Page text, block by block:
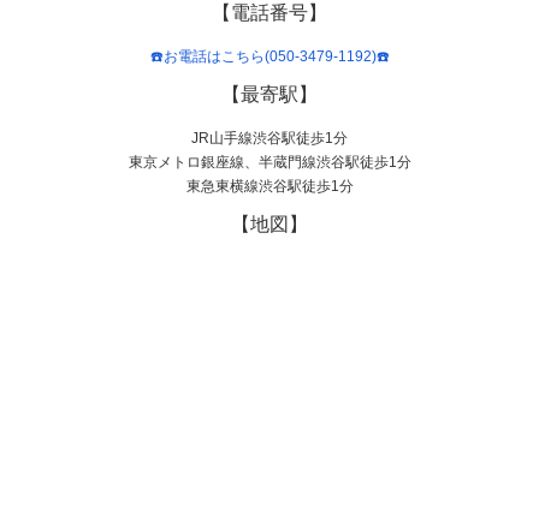
【電話番号】
☎️お電話はこちら(050-3479-1192)☎️
【最寄駅】
JR山手線渋谷駅徒歩1分
東京メトロ銀座線、半蔵門線渋谷駅徒歩1分
東急東横線渋谷駅徒歩1分
【地図】